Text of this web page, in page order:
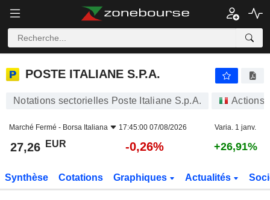
POSTE ITALIANE S.P.A.
POSTE ITALIANE S.P.A.
Notations sectorielles Poste Italiane S.p.A. Actions
Marché Fermé - Borsa Italiana 17:45:00 07/08/2026 Varia. 1 janv.
27,26 EUR -0,26% +26,91%
Synthèse Cotations Graphiques Actualités